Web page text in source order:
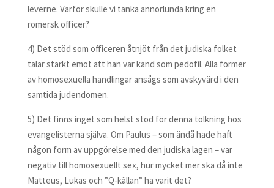
leverne. Varför skulle vi tänka annorlunda kring en
romersk officer?
4) Det stöd som officeren åtnjöt från det judiska folket
talar starkt emot att han var känd som pedofil. Alla former
av homosexuella handlingar ansågs som avskyvärd i den
samtida judendomen.
5) Det finns inget som helst stöd för denna tolkning hos
evangelisterna själva. Om Paulus – som ändå hade haft
någon form av uppgörelse med den judiska lagen – var
negativ till homosexuellt sex, hur mycket mer ska då inte
Matteus, Lukas och ”Q-källan” ha varit det?